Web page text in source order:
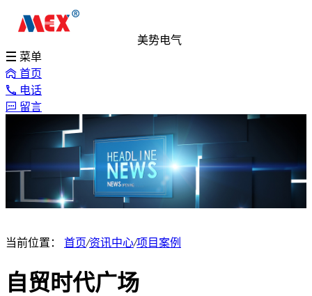
美势电气
菜单
首页
电话
留言
当前位置： 首页/资讯中心/项目案例
自贸时代广场